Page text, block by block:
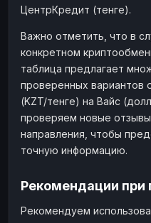
ЦентрКредит (тенге).
Важно отметить, что в
конкретном
таблица предлагает
проверенных вариантов
(KZT/тенге) на Вайс
проверяем новые
направления, чтобы
точную информацию.
Рекомендации при
Рекомендуем